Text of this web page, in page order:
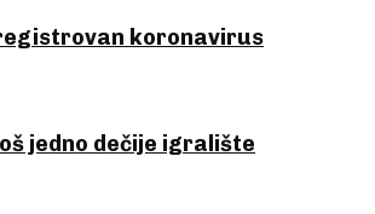
koronavirus
još jedno dečije igralište